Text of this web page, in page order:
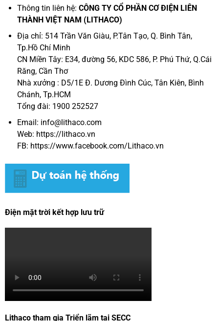
Thông tin liên hệ: CÔNG TY CỔ PHẦN CƠ ĐIỆN LIÊN
THÀNH VIỆT NAM (LITHACO)
Địa chỉ: 514 Trần Văn Giàu, P.Tân Tạo, Q. Bình Tân,
Tp.Hồ Chí Minh
CN Miền Tây: E34, đường 56, KDC 586, P. Phú Thứ, Q.Cái
Răng, Cần Thơ
Nhà xưởng : D5/1E Đ. Dương Đình Cúc, Tân Kiên, Bình
Chánh, Tp.HCM
Tổng đài: 1900 252527
Email: info@lithaco.com
Web: https://lithaco.vn
FB: https://www.facebook.com/Lithaco.vn
Điện mặt trời kết hợp lưu trữ
Lithaco tham gia Triển lãm tại SECC